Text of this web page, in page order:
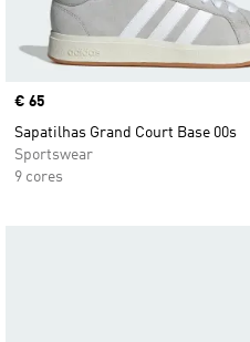
Price
€ 65
Sapatilhas Grand Court Base 00s
Sportswear
9 cores